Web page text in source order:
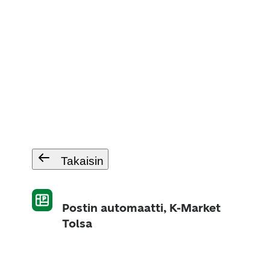
Takaisin
Postin automaatti, K-Market
Tolsa